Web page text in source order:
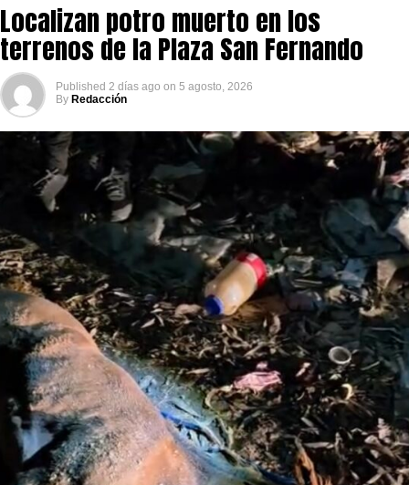
Localizan potro muerto en los
terrenos de la Plaza San Fernando
Published 2 días ago on 5 agosto, 2026
By Redacción